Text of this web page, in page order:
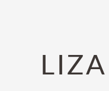
navigation